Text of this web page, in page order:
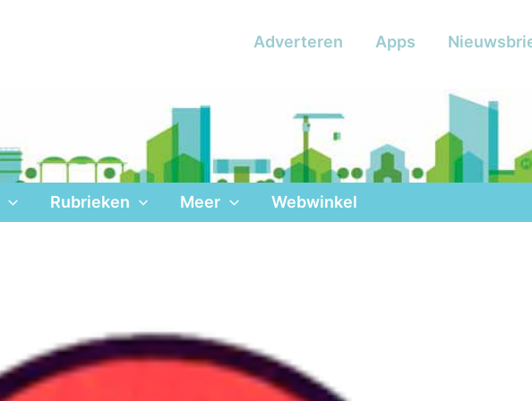
Adverteren Apps
Rubrieken Meer Webwinkel